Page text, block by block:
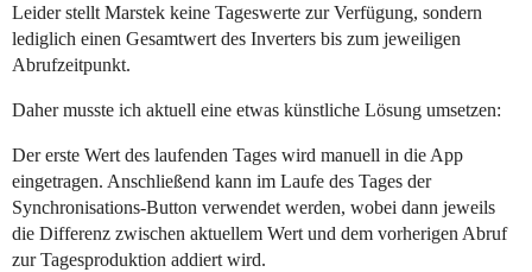
Leider stellt Marstek keine Tageswerte zur Verfügung, sondern
lediglich einen Gesamtwert des Inverters bis zum jeweiligen
Abrufzeitpunkt.
Daher musste ich aktuell eine etwas künstliche Lösung umsetzen:
Der erste Wert des laufenden Tages wird manuell in die App
eingetragen. Anschließend kann im Laufe des Tages der
Synchronisations-Button verwendet werden, wobei dann jeweils
die Differenz zwischen aktuellem Wert und dem vorherigen Abruf
zur Tagesproduktion addiert wird.